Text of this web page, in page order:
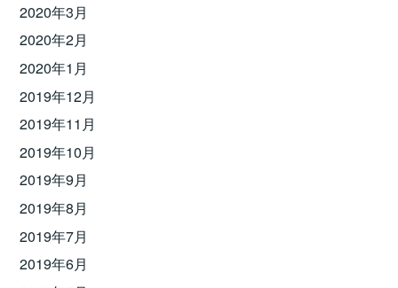
2020年3月
2020年2月
2020年1月
2019年12月
2019年11月
2019年10月
2019年9月
2019年8月
2019年7月
2019年6月